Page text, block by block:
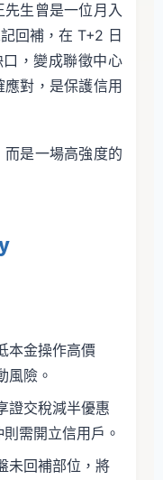
生曾是一位月入
回補，在 T+2 日
，變成聯徵中心
對，是保護信用
而是一場高強度的
本金操作高價
風險。
證交稅減半優惠
需開立信用戶。
未回補部位，將